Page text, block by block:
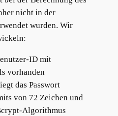
nicht in der
wurden. Wir
ID mit
vorhanden
das Passwort
von 72 Zeichen und
Algorithmus